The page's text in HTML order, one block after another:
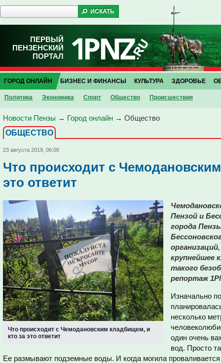
ПЕРВЫЙ
ПЕНЗЕНСКИЙ
ПОРТАЛ
ГОРОД ОНЛАЙН
Политика Экономика Спорт Общество Проиcшествия
БИЗНЕС И ФИНАНСЫ КУЛЬТУРА ЗДОРОВЬЕ
Новости Пензы → Город онлайн → Общество
ОБЩЕСТВО
23 августа 2019, 06:00
Что происходит с
это ответит
Что происходит с Чемодановским кладбищем, и
кто за это ответит
Пензой и
города
крупнейшее
такого
репортаж
Изначально
несколько
один очень
вод. Просто
Ее размывают подземные воды. И когда могила